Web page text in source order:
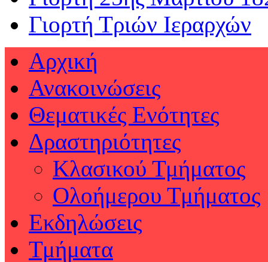
Γιορτή Τριών Ιεραρχών
Αρχική
Ανακοινώσεις
Θεματικές Ενότητες
Δραστηριότητες
Κλασικού Τμήματος
Ολοήμερου Τμήματος
Εκδηλώσεις
Τμήματα